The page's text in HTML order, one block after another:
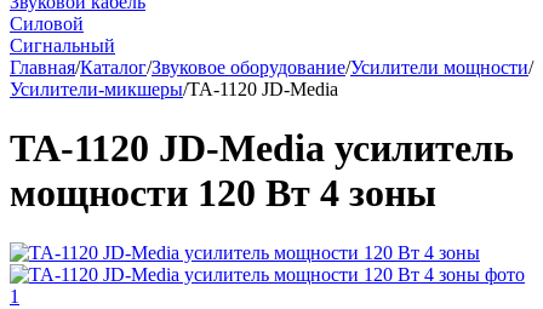
Силовой
Сигнальный
Главная/Каталог/Звуковое оборудование/Усилители мощности/
Усилители-микшеры/TA-1120 JD-Media
TA-1120 JD-Media усилитель
мощности 120 Вт 4 зоны